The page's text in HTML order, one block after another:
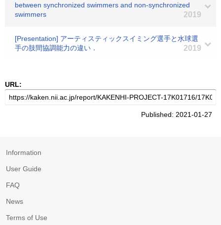
between synchronized swimmers and non-synchronized
swimmers
2019
[Presentation] アーティスティックスイミング選手と水球選
手の肢間協調能力の違い．
2019
URL:
Published: 2021-01-27
Information
User Guide
FAQ
News
Terms of Use